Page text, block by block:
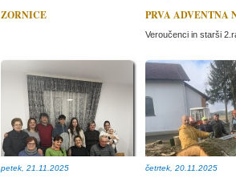
ZORNICE PRVA ADVENTNA
Veroučenci in starši
petek, 21.11.2025 četrtek, 20.11.2025